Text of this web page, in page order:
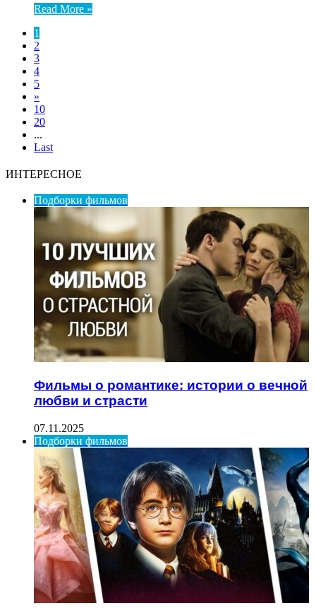
Read More »
1
2
3
4
5
»
10
20
...
Last
ИНТЕРЕСНОЕ
Подборки фильмов
Фильмы о романтике: истории о вечной
любви и страсти
07.11.2025
Подборки фильмов